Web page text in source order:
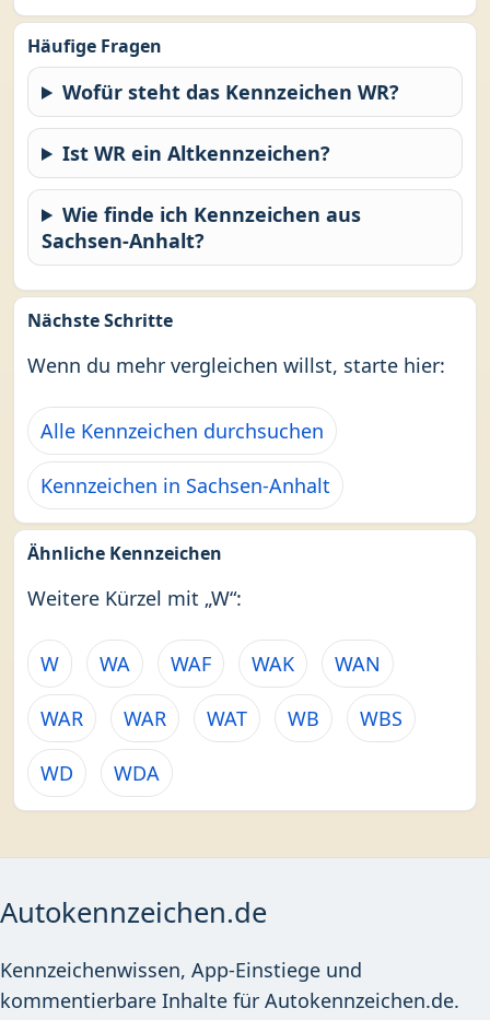
Häufige Fragen
Wofür steht das Kennzeichen WR?
Ist WR ein Altkennzeichen?
Wie finde ich Kennzeichen aus
Sachsen-Anhalt?
Nächste Schritte
Wenn du mehr vergleichen willst, starte hier:
Alle Kennzeichen durchsuchen
Kennzeichen in Sachsen-Anhalt
Ähnliche Kennzeichen
Weitere Kürzel mit „W“:
W WA WAF WAK WAN
WAR WAR WAT WB WBS
WD WDA
Autokennzeichen.de
Kennzeichenwissen, App-Einstiege und
kommentierbare Inhalte für Autokennzeichen.de.